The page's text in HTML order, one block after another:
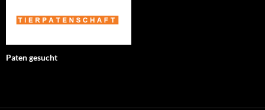
Paten gesucht